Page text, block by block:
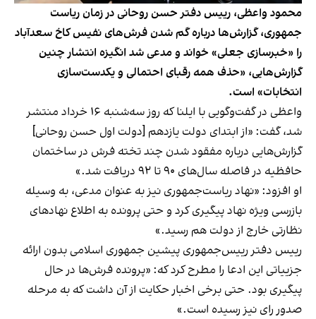
محمود واعظی، رییس دفتر حسن روحانی در زمان ریاست
جمهوری، گزارش‌ها درباره گم شدن فرش‌های نفیس کاخ سعدآباد
را «خبرسازی جعلی» خواند و مدعی شد انگیزه انتشار چنین
گزارش‌هایی، «حذف همه رقبای احتمالی و یکدست‌سازی
انتخابات» است.
واعظی در گفت‌وگویی با ایلنا که روز سه‌شنبه ۱۶ خرداد منتشر
شد، گفت: «از ابتدای دولت یازدهم [دولت اول حسن روحانی]
گزارش‌هایی درباره مفقود شدن چند تخته فرش در ساختمان
حافظیه در فاصله سال‌های ۹۰ تا ۹۲ دریافت شد.»
او افزود: «نهاد ریاست‌جمهوری نیز به عنوان مدعی، به وسیله
بازرسی ویژه نهاد پیگیری کرد و حتی پرونده به اطلاع نهادهای
نظارتی خارج از دولت هم رسید.»
رییس دفتر رییس‌جمهوری پیشین جمهوری اسلامی بدون ارائه
جزییاتی این ادعا را مطرح کرد که: «پرونده فرش‌ها در حال
پیگیری بود. حتی برخی اخبار حکایت از آن داشت که به مرحله
صدور رای نیز رسیده است.»